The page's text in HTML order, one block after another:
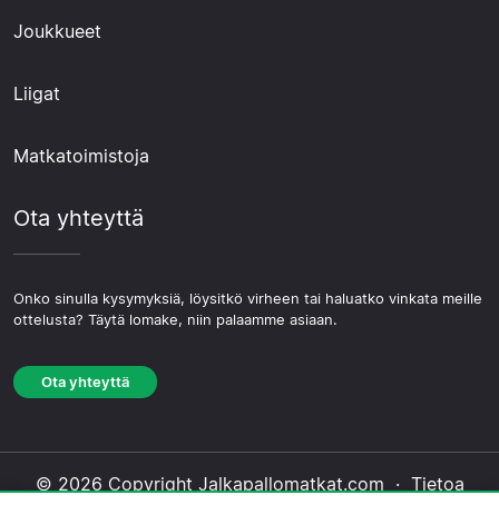
Joukkueet
Liigat
Matkatoimistoja
Ota yhteyttä
Onko sinulla kysymyksiä, löysitkö virheen tai haluatko vinkata meille
ottelusta? Täytä lomake, niin palaamme asiaan.
Ota yhteyttä
© 2026 Copyright Jalkapallomatkat.com · Tietoa